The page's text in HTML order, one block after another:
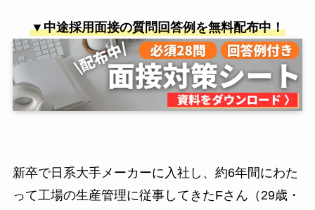
▼中途採用面接の質問回答例を無料配布中！
新卒で日系大手メーカーに入社し、約6年間にわた
って工場の生産管理に従事してきたFさん（29歳・